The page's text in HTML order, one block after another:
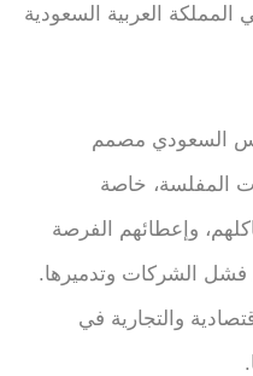
العربية السعودية
السعودي مصمم
المفلسة، خاصة
وإعطائهم الفرصة
الشركات وتدميرها.
والتجارية في